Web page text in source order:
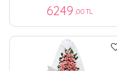
6249 ,00 TL